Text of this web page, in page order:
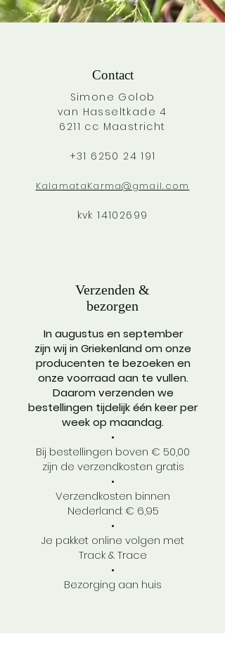
Contact
Simone Golob
van Hasseltkade 4
6211 cc Maastricht
+31 6250 24 191
KalamataKarma@gmail.com
kvk14102699
Verzenden &
bezorgen
In augustus en september
zijn wij in Griekenland om onze
producenten te bezoeken en
onze voorraad aan te vullen.
Daarom verzenden we
bestellingen tijdelijk één keer per
week op maandag.
•
Bij bestellingen boven € 50,00
zijn de verzendkosten gratis
•
Verzendkosten binnen
Nederland: € 6,95
•
Je pakket online volgen met
Track & Trace
•
Bezorging aan huis